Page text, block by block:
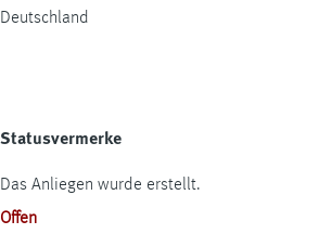
Deutschland
Statusvermerke
Das Anliegen wurde erstellt.
Offen